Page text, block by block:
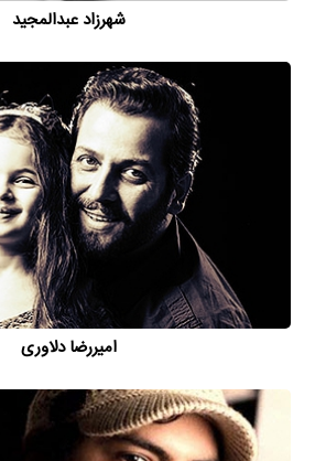
شهرزاد عبدالمجید
امیررضا دلاوری